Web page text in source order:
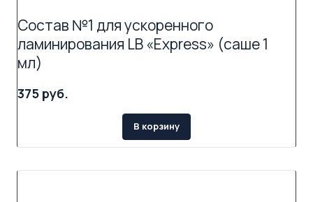
Состав №1 для ускоренного
ламинирования LB «Express» (саше 1
мл)
375 руб.
В корзину